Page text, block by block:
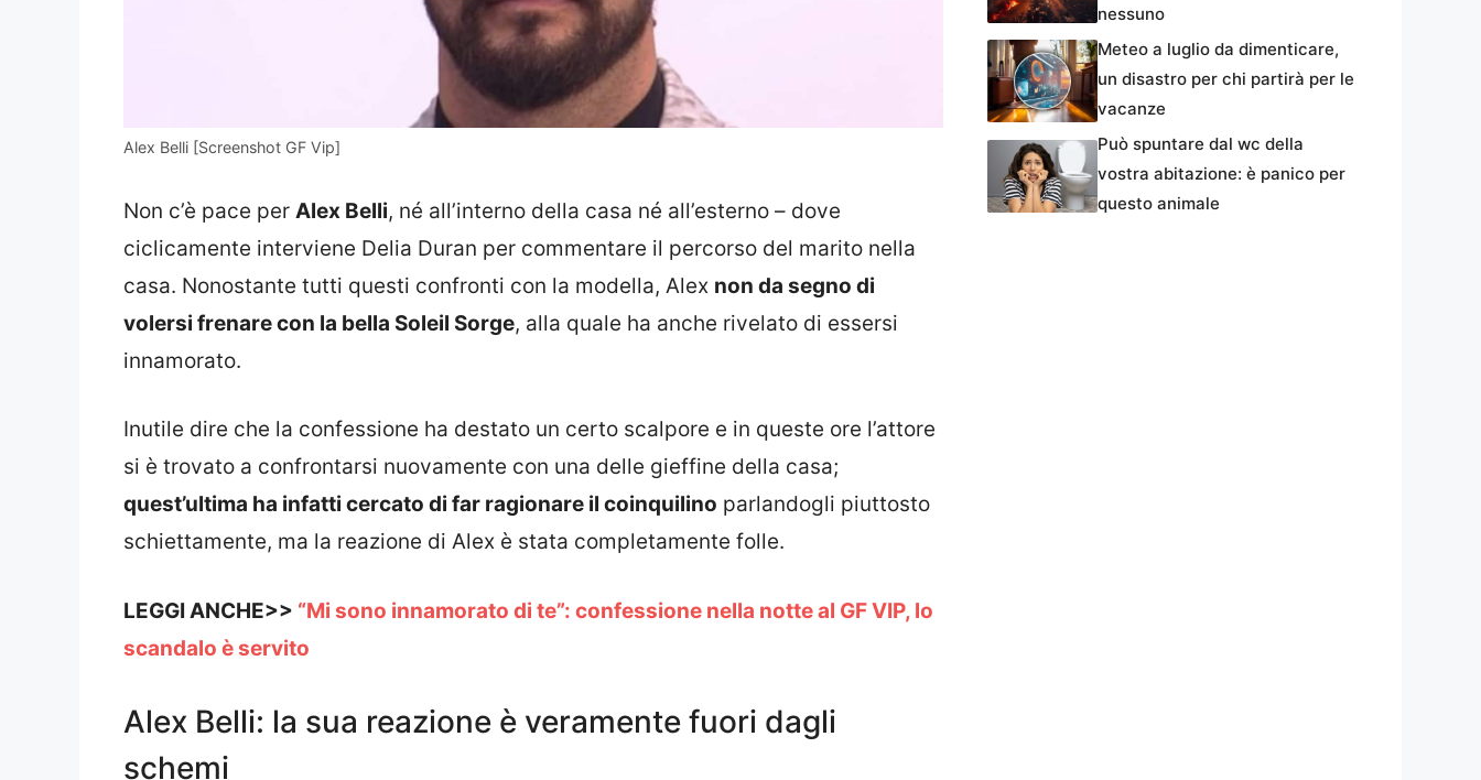
Alex Belli [Screenshot GF Vip]
Non c’è pace per Alex Belli, né all’interno della casa né all’esterno – dove
ciclicamente interviene Delia Duran per commentare il percorso del marito nella
casa. Nonostante tutti questi confronti con la modella, Alex non da segno di
volersi frenare con la bella Soleil Sorge, alla quale ha anche rivelato di essersi
innamorato.
Inutile dire che la confessione ha destato un certo scalpore e in queste ore l’attore
si è trovato a confrontarsi nuovamente con una delle gieffine della casa;
quest’ultima ha infatti cercato di far ragionare il coinquilino parlandogli piuttosto
schiettamente, ma la reazione di Alex è stata completamente folle.
LEGGI ANCHE>> “Mi sono innamorato di te”: confessione nella notte al GF VIP, lo
scandalo è servito
Alex Belli: la sua reazione è veramente fuori dagli
schemi
nessuno
Meteo a luglio da dimenticare,
un disastro per chi partirà per le
vacanze
Può spuntare dal wc della
vostra abitazione: è panico per
questo animale